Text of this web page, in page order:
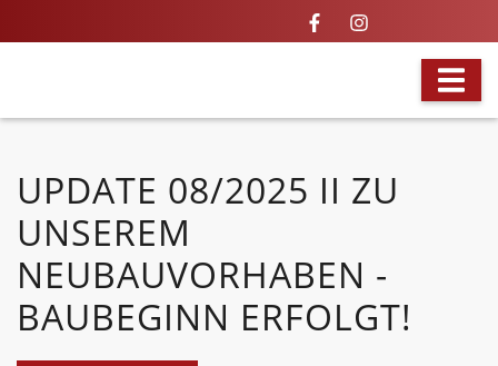
UPDATE 08/2025 II ZU
UNSEREM
NEUBAUVORHABEN -
BAUBEGINN ERFOLGT!